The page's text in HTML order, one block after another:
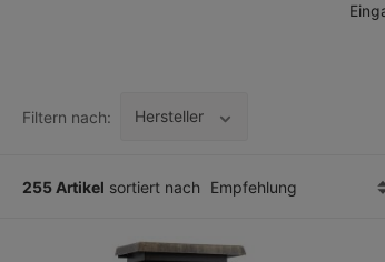
Filtern nach: Hersteller
255 Artikel sortiert nach